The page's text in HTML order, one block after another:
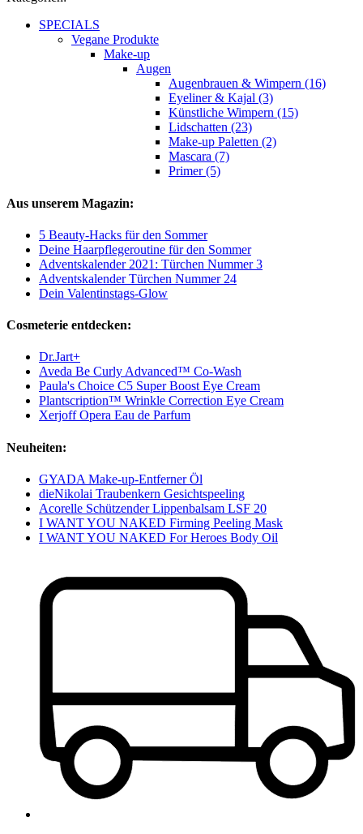
SPECIALS
Vegane Produkte
Make-up
Augen
Augenbrauen & Wimpern (16)
Eyeliner & Kajal (3)
Künstliche Wimpern (15)
Lidschatten (23)
Make-up Paletten (2)
Mascara (7)
Primer (5)
Aus unserem Magazin:
5 Beauty-Hacks für den Sommer
Deine Haarpflegeroutine für den Sommer
Adventskalender 2021: Türchen Nummer 3
Adventskalender Türchen Nummer 24
Dein Valentinstags-Glow
Cosmeterie entdecken:
Dr.Jart+
Aveda Be Curly Advanced™ Co-Wash
Paula's Choice C5 Super Boost Eye Cream
Plantscription™ Wrinkle Correction Eye Cream
Xerjoff Opera Eau de Parfum
Neuheiten:
GYADA Make-up-Entferner Öl
dieNikolai Traubenkern Gesichtspeeling
Acorelle Schützender Lippenbalsam LSF 20
I WANT YOU NAKED Firming Peeling Mask
I WANT YOU NAKED For Heroes Body Oil